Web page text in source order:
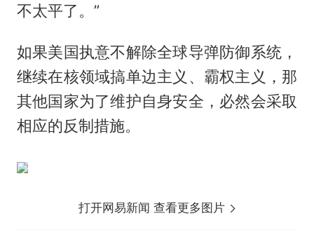
不太平了。”
如果美国执意不解除全球导弹防御系统，
继续在核领域搞单边主义、霸权主义，那
其他国家为了维护自身安全，必然会采取
相应的反制措施。
打开网易新闻 查看更多图片